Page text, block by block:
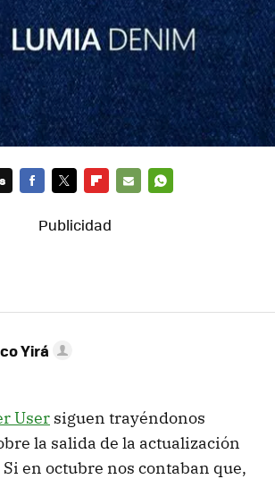
Yirá
User siguen trayéndonos
la salida de la actualización
Si en octubre nos contaban que,